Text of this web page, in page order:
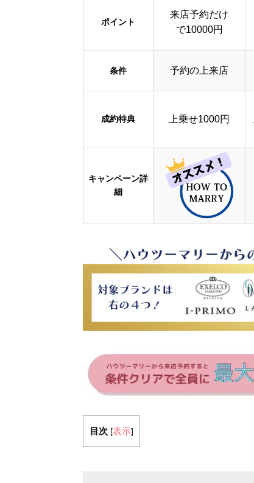
ポイント
来店予約だけ
で10000円
条件 予約の上来店
成約特典 上乗せ1000円
キャンペーン詳
細
目次 [表示]